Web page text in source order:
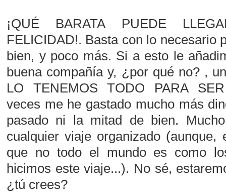
¡QUÉ BARATA PUEDE
FELICIDAD!. Basta con lo necesario
bien, y poco más. Si a esto le
buena compañía y, ¿por qué no? ,
LO TENEMOS TODO PARA
veces me he gastado mucho más
pasado ni la mitad de bien.
cualquier viaje organizado (aunque,
que no todo el mundo es como
hicimos este viaje...). No sé,
¿tú crees?